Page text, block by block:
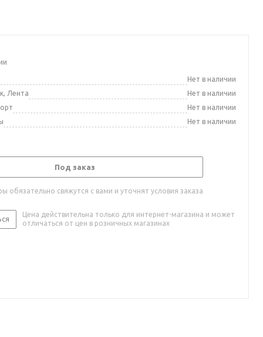
Нет в наличии
Лента
Нет в наличии
Нет в наличии
Нет в наличии
Под заказ
обязательно свяжутся с вами и уточнят условия заказа
Цена действительна только для интернет-магазина и может
отличаться от цен в розничных магазинах